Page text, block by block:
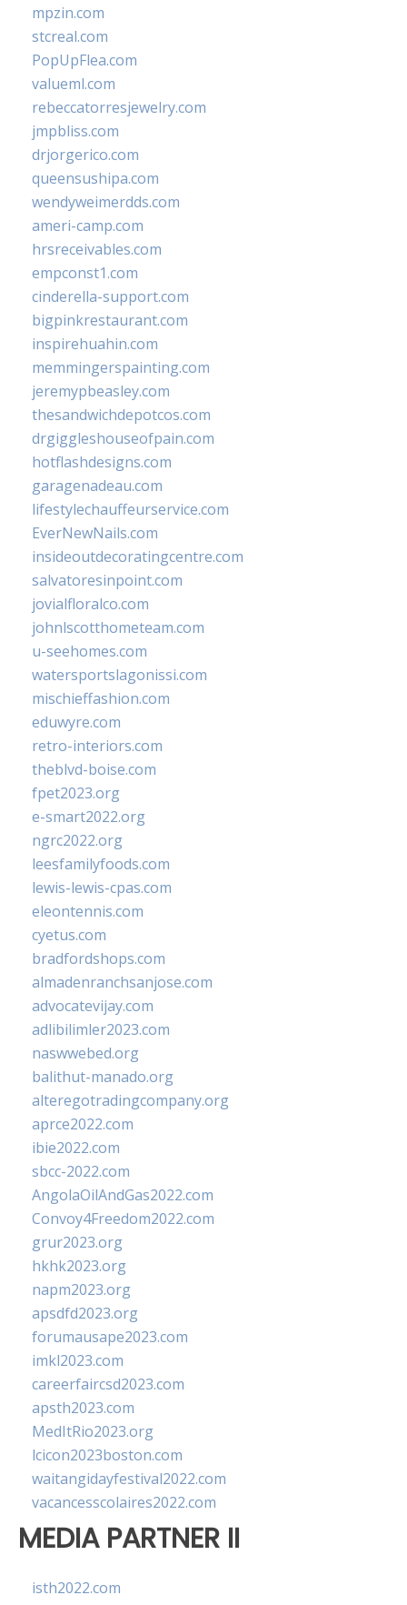
mpzin.com
stcreal.com
PopUpFlea.com
valueml.com
rebeccatorresjewelry.com
jmpbliss.com
drjorgerico.com
queensushipa.com
wendyweimerdds.com
ameri-camp.com
hrsreceivables.com
empconst1.com
cinderella-support.com
bigpinkrestaurant.com
inspirehuahin.com
memmingerspainting.com
jeremypbeasley.com
thesandwichdepotcos.com
drgiggleshouseofpain.com
hotflashdesigns.com
garagenadeau.com
lifestylechauffeurservice.com
EverNewNails.com
insideoutdecoratingcentre.com
salvatoresinpoint.com
jovialfloralco.com
johnlscotthometeam.com
u-seehomes.com
watersportslagonissi.com
mischieffashion.com
eduwyre.com
retro-interiors.com
theblvd-boise.com
fpet2023.org
e-smart2022.org
ngrc2022.org
leesfamilyfoods.com
lewis-lewis-cpas.com
eleontennis.com
cyetus.com
bradfordshops.com
almadenranchsanjose.com
advocatevijay.com
adlibilimler2023.com
naswwebed.org
balithut-manado.org
alteregotradingcompany.org
aprce2022.com
ibie2022.com
sbcc-2022.com
AngolaOilAndGas2022.com
Convoy4Freedom2022.com
grur2023.org
hkhk2023.org
napm2023.org
apsdfd2023.org
forumausape2023.com
imkl2023.com
careerfaircsd2023.com
apsth2023.com
MedItRio2023.org
lcicon2023boston.com
waitangidayfestival2022.com
vacancesscolaires2022.com
MEDIA PARTNER II
isth2022.com